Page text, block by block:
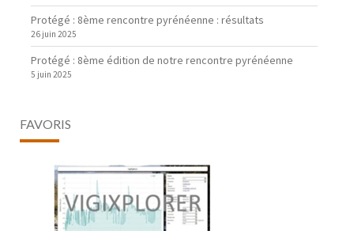
Protégé : 8ème rencontre pyrénéenne : résultats
26 juin 2025
Protégé : 8ème édition de notre rencontre pyrénéenne
5 juin 2025
FAVORIS